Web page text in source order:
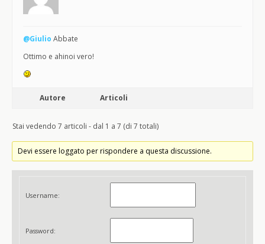
@Giulio Abbate
Ottimo e ahinoi vero!
Autore Articoli
Stai vedendo 7 articoli - dal 1 a 7 (di 7 totali)
Devi essere loggato per rispondere a questa discussione.
Username:
Password: